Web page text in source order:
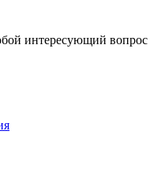
интересующий вопрос